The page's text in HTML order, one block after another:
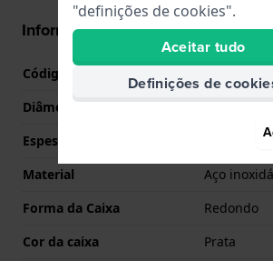
Informações caixa
Código de caixa
Diâmetro
36 mm
Espessura da Caixa
Material
Aço
Forma da Caixa
Redondo
Cor da caixa
Prata
"definições de cookies".
Aceitar tudo
Definições de